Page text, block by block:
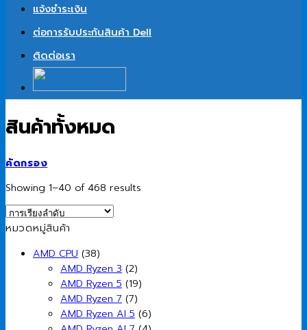
แจ้งชำระเงิน
ต่อการรับประกันสินค้า Dell
ติดต่อเรา
สินค้าทั้งหมด
คัดกรอง
Showing 1–40 of 468 results
หมวดหมู่สินค้า
AMD CPU (38)
AMD Ryzen 3 (2)
AMD Ryzen 5 (19)
AMD Ryzen 7 (7)
AMD Ryzen AI 5 (6)